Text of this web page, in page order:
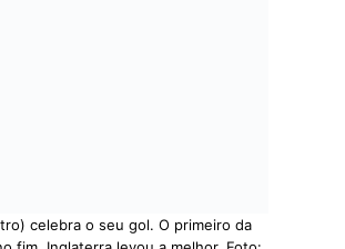
celebra o seu gol. O primeiro da